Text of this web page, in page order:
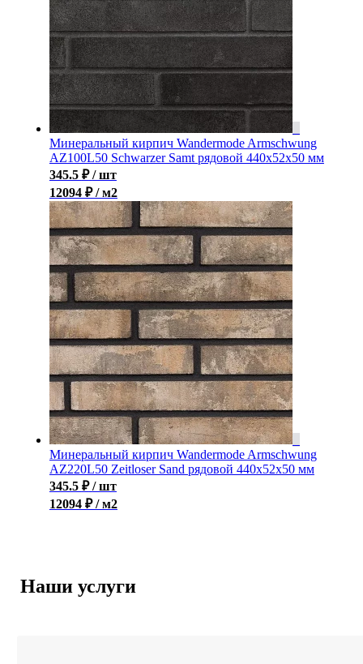
Минеральный кирпич Wandermode Armschwung
AZ100L50 Schwarzer Samt рядовой 440x52x50 мм
345.5 ₽ / шт
12094 ₽ / м2
Минеральный кирпич Wandermode Armschwung
AZ220L50 Zeitloser Sand рядовой 440x52x50 мм
345.5 ₽ / шт
12094 ₽ / м2
Наши услуги